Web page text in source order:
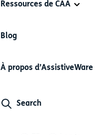
Ressources de CAA
Blog
À propos d’AssistiveWare
Search